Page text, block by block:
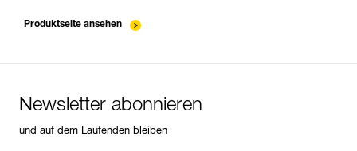
Produktseite ansehen
Newsletter abonnieren
und auf dem Laufenden bleiben